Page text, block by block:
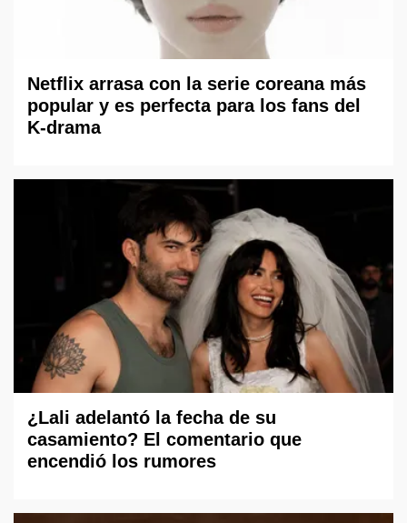
Netflix arrasa con la serie coreana más
popular y es perfecta para los fans del
K-drama
¿Lali adelantó la fecha de su
casamiento? El comentario que
encendió los rumores